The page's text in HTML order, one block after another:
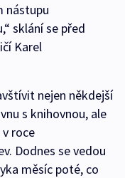
nástupu
sklání se před
Karel
nejen někdejší
s knihovnou, ale
roce
Dodnes se vedou
měsíc poté, co